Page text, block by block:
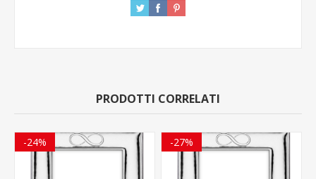
PRODOTTI CORRELATI
-24% -27%